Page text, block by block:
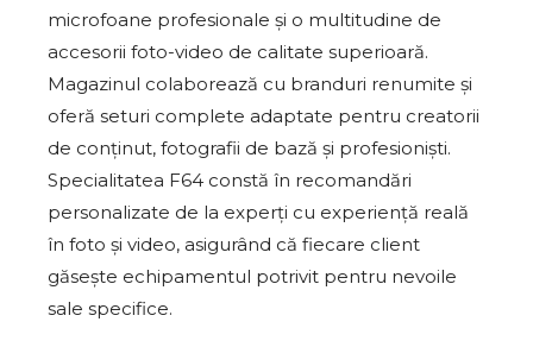
microfoane profesionale și o multitudine de
accesorii foto-video de calitate superioară.
Magazinul colaborează cu branduri renumite și
oferă seturi complete adaptate pentru creatorii
de conținut, fotografii de bază și profesioniști.
Specialitatea F64 constă în recomandări
personalizate de la experți cu experiență reală
în foto și video, asigurând că fiecare client
găsește echipamentul potrivit pentru nevoile
sale specifice.